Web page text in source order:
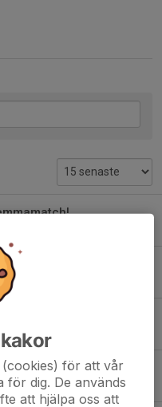
för att vår
för dig. De används
att hjälpa oss att